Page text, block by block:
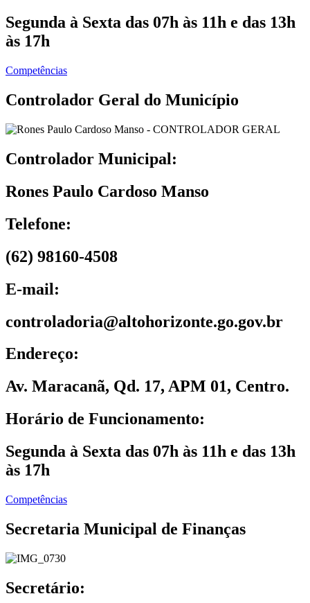
Segunda à Sexta das 07h às 11h e das 13h
às 17h
Competências
Controlador Geral do Município
Controlador Municipal:
Rones Paulo Cardoso Manso
Telefone:
(62) 98160-4508
E-mail:
controladoria@altohorizonte.go.gov.br
Endereço:
Av. Maracanã, Qd. 17, APM 01, Centro.
Horário de Funcionamento:
Segunda à Sexta das 07h às 11h e das 13h
às 17h
Competências
Secretaria Municipal de Finanças
Secretário: